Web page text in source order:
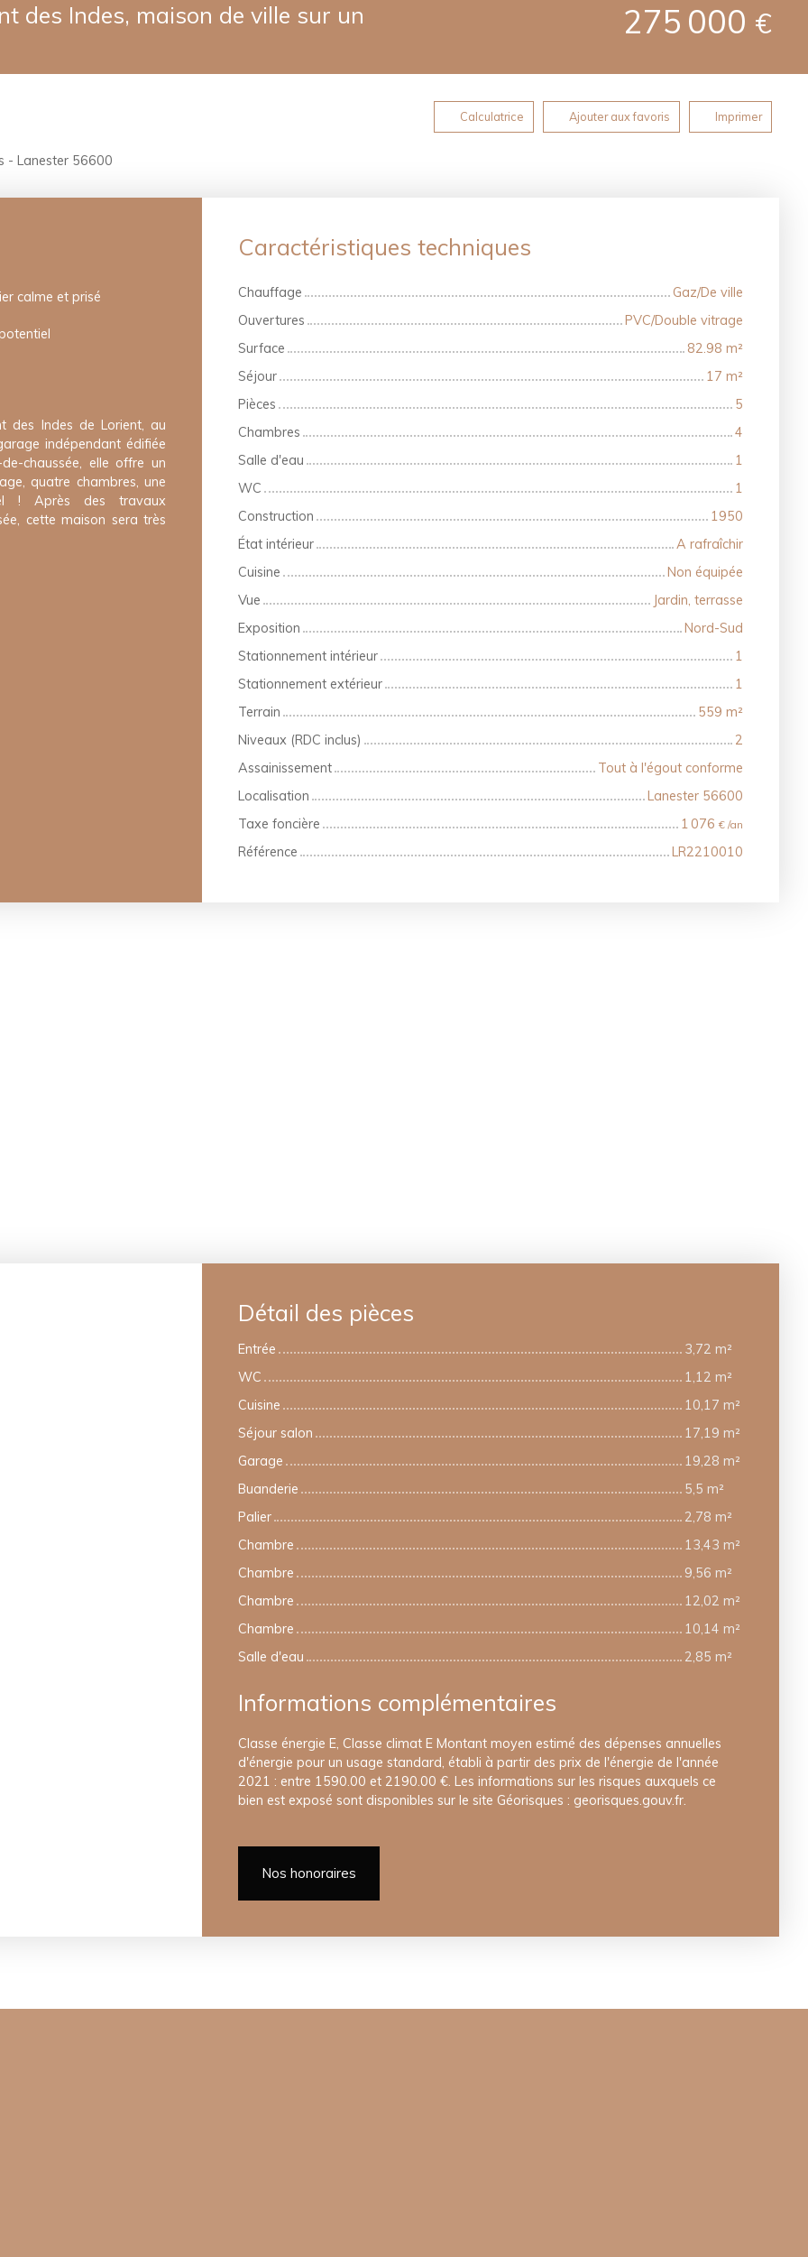
des Indes, maison de ville sur un
275 000 €
Calculatrice Ajouter aux favoris Imprimer
- Lanester 56600
calme et prisé
des Indes de Lorient, au
indépendant édifiée
chaussée, elle offre un
quatre chambres, une
! Après des travaux
cette maison sera très
Caractéristiques techniques
Chauffage
Gaz/De ville
Ouvertures
PVC/Double vitrage
Surface
82.98 m²
Séjour
17 m²
Pièces
5
Chambres
4
Salle d'eau
1
WC
1
Construction
1950
État intérieur
A rafraîchir
Cuisine
Non équipée
Vue
Jardin, terrasse
Exposition
Nord-Sud
Stationnement intérieur
1
Stationnement extérieur
1
Terrain
559 m²
Niveaux (RDC inclus)
2
Assainissement
Tout à l'égout conforme
Localisation
Lanester 56600
Taxe foncière
1 076 € /an
Référence LR2210010
Détail des pièces
Entrée
3,72 m²
WC
1,12 m²
Cuisine
10,17 m²
Séjour salon
17,19 m²
Garage
19,28 m²
Buanderie
5,5 m²
Palier
2,78 m²
Chambre
13,43 m²
Chambre
9,56 m²
Chambre
12,02 m²
Chambre
10,14 m²
Salle d'eau
2,85 m²
Informations complémentaires
Classe énergie E, Classe climat E Montant moyen estimé des dépenses annuelles
d'énergie pour un usage standard, établi à partir des prix de l'énergie de l'année
2021 : entre 1590.00 et 2190.00 €. Les informations sur les risques auxquels ce
bien est exposé sont disponibles sur le site Géorisques : georisques.gouv.fr.
Nos honoraires